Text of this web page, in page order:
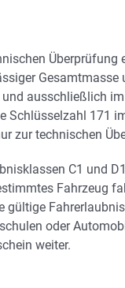
ausschließlich
Schlüsselzahl 171
zur technischen
C1 und
Fahrzeug
gültige
oder
weiter.